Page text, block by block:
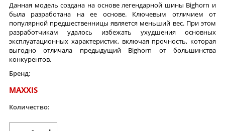
Данная модель создана на основе легендарной шины Bighorn и
была разработана на ее основе. Ключевым отличием от
популярной предшественницы является меньший вес. При этом
разработчикам удалось избежать ухудшения основных
эксплуатационных характеристик, включая прочность, которая
выгодно отличала предыдущий Bighorn от большинства
конкурентов.
Бренд:
MAXXIS
Количество: